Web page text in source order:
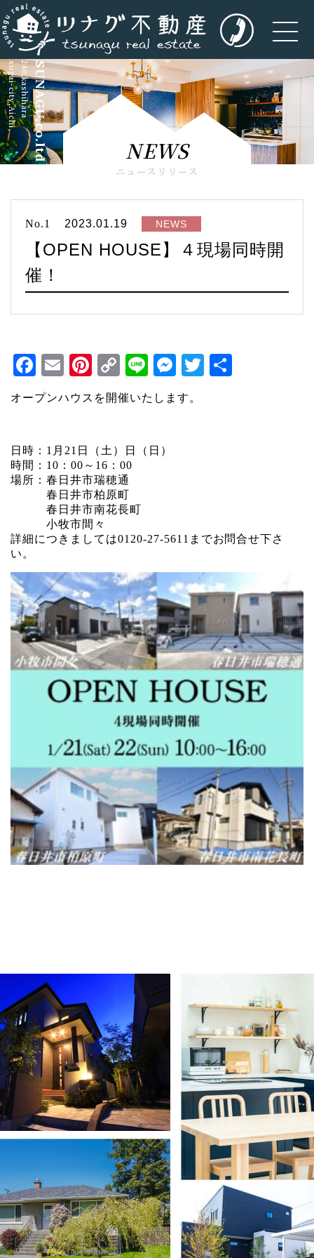
TSUNAGU.co.ltd
5-240,kashihara
kasugai-city,Aichi,
NEWS
ニュースリリース
No.1 2023.01.19 NEWS
【OPEN HOUSE】４現場同時開
催！
Facebook
EmailPinterest
Copy
Link
LineMessenger
Twitter
オープンハウスを開催いたします。
日時：1月21日（土）日（日）
時間：10：00～16：00
場所：春日井市瑞穂通
春日井市柏原町
春日井市南花長町
小牧市間々
詳細につきましては0120-27-5611までお問合せ下さ
い。